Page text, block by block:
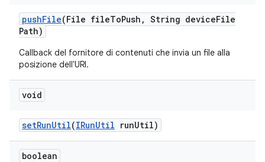
pushFile(File fileToPush , String deviceFile
Path)
Callback del fornitore di contenuti che invia un file alla
posizione dell'URI.
void
setRunUtil(IRunUtil runUtil)
boolean